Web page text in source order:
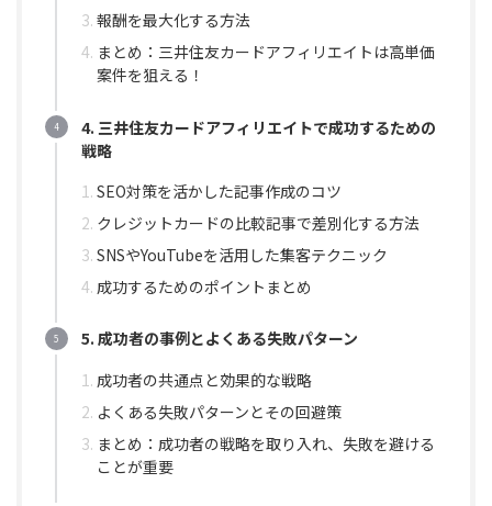
報酬を最大化する方法
まとめ：三井住友カードアフィリエイトは高単価
案件を狙える！
4. 三井住友カードアフィリエイトで成功するための
戦略
SEO対策を活かした記事作成のコツ
クレジットカードの比較記事で差別化する方法
SNSやYouTubeを活用した集客テクニック
成功するためのポイントまとめ
5. 成功者の事例とよくある失敗パターン
成功者の共通点と効果的な戦略
よくある失敗パターンとその回避策
まとめ：成功者の戦略を取り入れ、失敗を避ける
ことが重要